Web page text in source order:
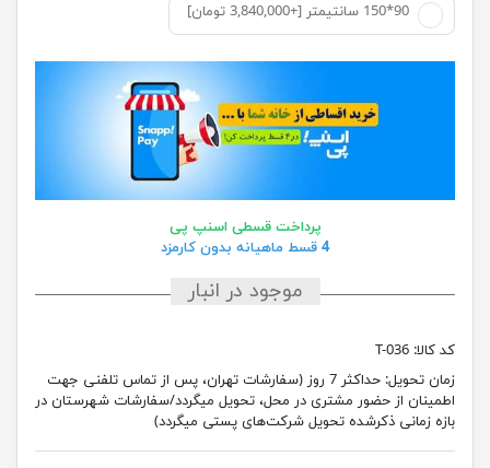
90*150 سانتیمتر [+3,840,000 تومان]
پرداخت قسطی اسنپ پی
4 قسط ماهیانه بدون کارمزد
موجود در انبار
کد کالا: T-036
زمان تحویل:
حداکثر 7 روز (سفارشات تهران، پس از تماس تلفنی جهت
اطمینان از حضور مشتری در محل، تحویل میگردد/سفارشات شهرستان در
بازه زمانی ذکرشده تحویل شرکت‌های پستی میگردد)